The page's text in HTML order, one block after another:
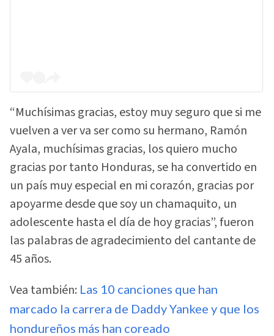
“Muchísimas gracias, estoy muy seguro que si me
vuelven a ver va ser como su hermano, Ramón
Ayala, muchísimas gracias, los quiero mucho
gracias por tanto Honduras, se ha convertido en
un país muy especial en mi corazón, gracias por
apoyarme desde que soy un chamaquito, un
adolescente hasta el día de hoy gracias”, fueron
las palabras de agradecimiento del cantante de
45 años.
Vea también: Las 10 canciones que han
marcado la carrera de Daddy Yankee y que los
hondureños más han coreado